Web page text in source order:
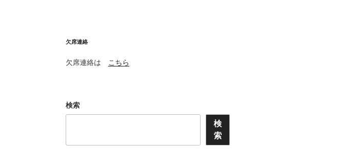
欠席連絡
欠席連絡は こちら
検索
検
索